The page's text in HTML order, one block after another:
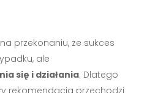
przekonaniu, że sukces
ale
się i działania. Dlatego
rekomendacja przechodzi